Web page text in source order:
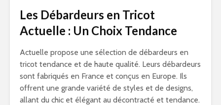
Les Débardeurs en Tricot
Actuelle : Un Choix Tendance
Actuelle propose une sélection de débardeurs en
tricot tendance et de haute qualité. Leurs débardeurs
sont fabriqués en France et conçus en Europe. Ils
offrent une grande variété de styles et de designs,
allant du chic et élégant au décontracté et tendance.